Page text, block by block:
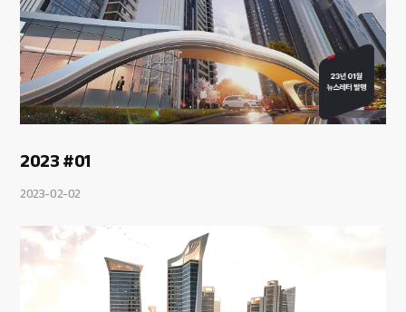
2023 #01
2023-02-02